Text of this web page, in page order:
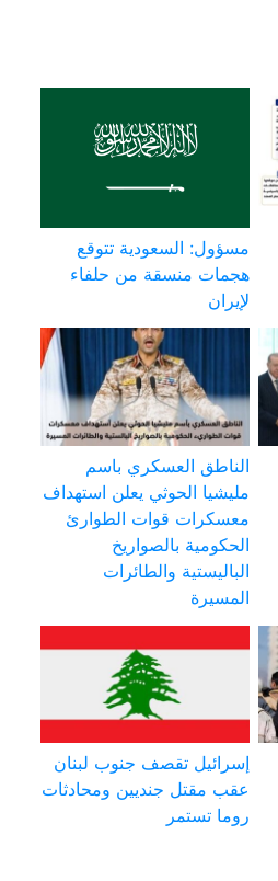
مسؤول: السعودية تتوقع
هجمات منسقة من حلفاء
لإيران
الناطق العسكري باسم
مليشيا الحوثي يعلن استهداف
معسكرات قوات الطوارئ
الحكومية بالصواريخ
الباليستية والطائرات
المسيرة
إسرائيل تقصف جنوب لبنان
عقب مقتل جنديين ومحادثات
روما تستمر